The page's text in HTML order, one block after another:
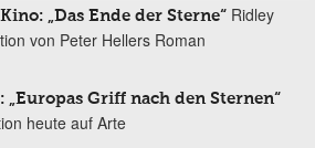
„Das Ende der Sterne“ Ridley
von Peter Hellers Roman
„Europas Griff nach den Sternen“
heute auf Arte